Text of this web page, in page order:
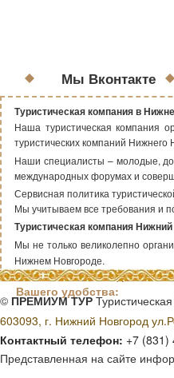
Мы Вконтакте
Туристическая компания в
Наша туристическая компания
туристических компаний Нижнего
Наши специалисты – молодые,
международных форумах и
Сервисная политика
Мы учитываем все требования и
Туристическая компания
Мы не только великолепно
Нижнем Новгороде.
Способы оплаты для
Вашего удобства:
© ПРЕМИУМ ТУР
603093, г. Нижний Новгород
Контактный телефон: +7 (831)
Представленная на сайте